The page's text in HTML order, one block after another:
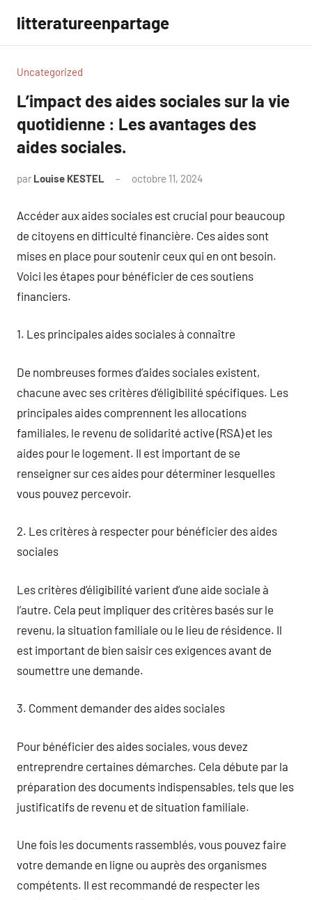
contenu
litteratureenpartage
Uncategorized
L’impact des aides sociales sur la vie
quotidienne : Les avantages des
aides sociales.
par Louise KESTEL octobre 11, 2024
Accéder aux aides sociales est crucial pour beaucoup
de citoyens en difficulté financière. Ces aides sont
mises en place pour soutenir ceux qui en ont besoin.
Voici les étapes pour bénéficier de ces soutiens
financiers.
1. Les principales aides sociales à connaître
De nombreuses formes d’aides sociales existent,
chacune avec ses critères d’éligibilité spécifiques. Les
principales aides comprennent les allocations
familiales, le revenu de solidarité active (RSA) et les
aides pour le logement. Il est important de se
renseigner sur ces aides pour déterminer lesquelles
vous pouvez percevoir.
2. Les critères à respecter pour bénéficier des aides
sociales
Les critères d’éligibilité varient d’une aide sociale à
l’autre. Cela peut impliquer des critères basés sur le
revenu, la situation familiale ou le lieu de résidence. Il
est important de bien saisir ces exigences avant de
soumettre une demande.
3. Comment demander des aides sociales
Pour bénéficier des aides sociales, vous devez
entreprendre certaines démarches. Cela débute par la
préparation des documents indispensables, tels que les
justificatifs de revenu et de situation familiale.
Une fois les documents rassemblés, vous pouvez faire
votre demande en ligne ou auprès des organismes
compétents. Il est recommandé de respecter les